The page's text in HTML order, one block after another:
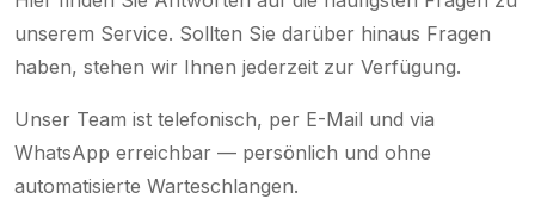
unserem Service. Sollten Sie darüber hinaus Fragen
haben, stehen wir Ihnen jederzeit zur Verfügung.
Unser Team ist telefonisch, per E-Mail und via
WhatsApp erreichbar — persönlich und ohne
automatisierte Warteschlangen.